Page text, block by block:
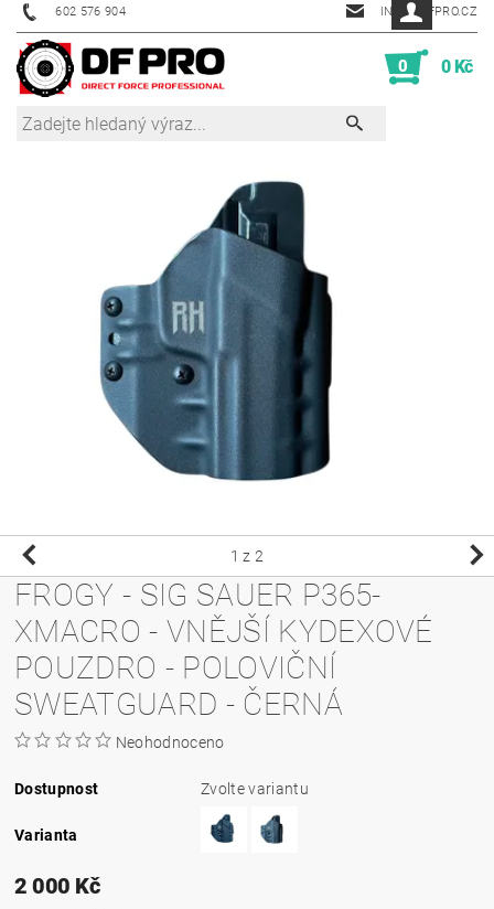
602 576 904 INFO@DFPRO.CZ
0 0 Kč
1 z 2
FROGY - SIG SAUER P365-
XMACRO - VNĚJŠÍ KYDEXOVÉ
POUZDRO - POLOVIČNÍ
SWEATGUARD - ČERNÁ
Neohodnoceno
Dostupnost Zvolte variantu
Varianta
2 000 Kč